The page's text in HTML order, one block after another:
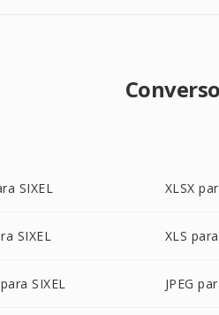
SIXEL XLSX
SIXEL XLS
SIXEL JPEG